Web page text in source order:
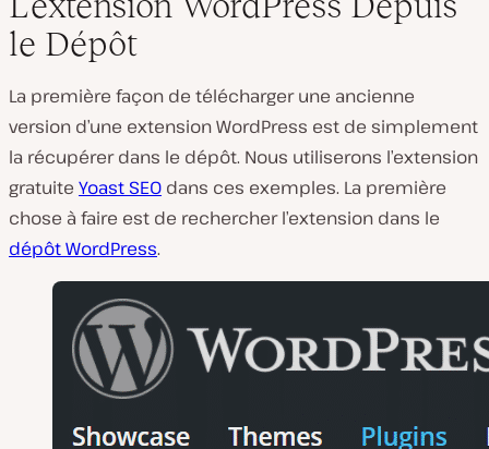
le Dépôt
La première façon de télécharger une ancienne
version d’une extension WordPress est de simplement
la récupérer dans le dépôt. Nous utiliserons l’extension
gratuite Yoast SEO dans ces exemples. La première
chose à faire est de rechercher l’extension dans le
dépôt WordPress.